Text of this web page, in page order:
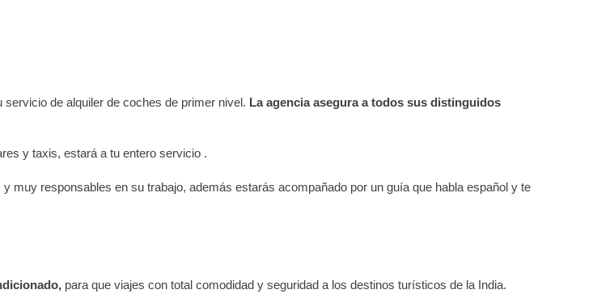
de alquiler de coches de primer nivel. La agencia asegura a todos sus distinguidos
y taxis, estará a tu entero servicio .
responsables en su trabajo, además estarás acompañado por un guía que habla español y te
para que viajes con total comodidad y seguridad a los destinos turísticos de la India.